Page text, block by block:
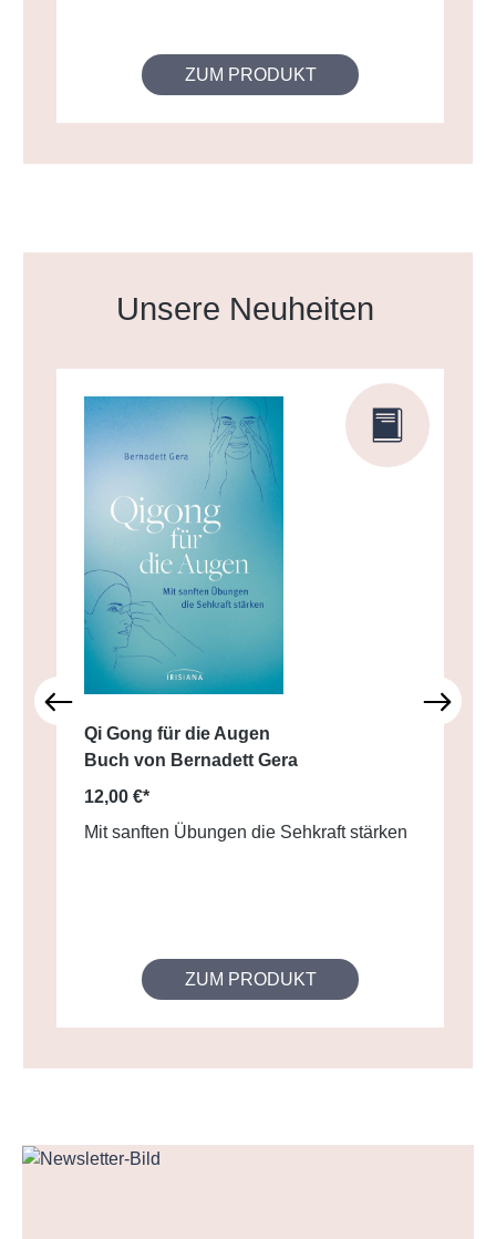
ZUM PRODUKT
Produktgalerie überspringen
Unsere Neuheiten
Qi Gong für die Augen
Buch von Bernadett Gera
12,00 €*
Mit sanften Übungen die Sehkraft stärken
ZUM PRODUKT